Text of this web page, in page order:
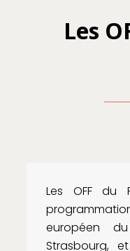
Les
Les OFF du
européen
Strasbourg,